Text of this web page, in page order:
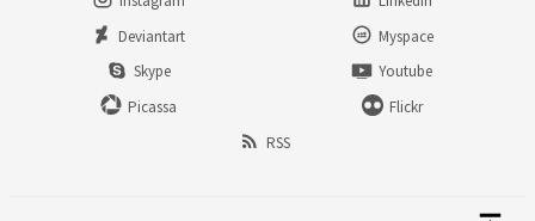
Deviantart
Myspace
Skype
Youtube
Picassa
Flickr
RSS